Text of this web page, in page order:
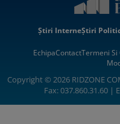
Știri InterneȘtiri
EchipaContactTermeni Si
Copyright © 2026 RIDZONE
Fax: 037.860.31.60 |